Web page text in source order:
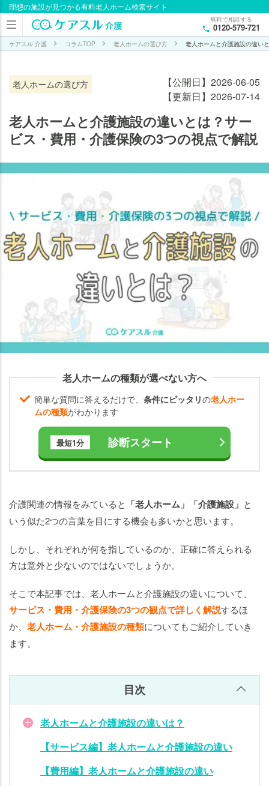
理想の施設が見つかる有料老人ホーム検索サイト
無料で相談する
0120-579-721
ケアスル 介護 コラムTOP 老人ホームの選び方 老人ホームと介護施設の違い
老人ホームの選び方
【公開日】2026-06-05
【更新日】2026-07-14
老人ホームと介護施設の違いとは？サー
ビス・費用・介護保険の3つの視点で解説
老人ホームの種類が選べない方へ
簡単な質問に答えるだけで、 条件にピッタリの老人ホー
ムの種類がわかります
最短1分 診断スタート
介護関連の情報をみていると 「老人ホーム」「介護施設」 と
いう似た2つの言葉を目にする機会も多いかと思います。
しかし、それぞれが何を指しているのか、正確に答えられる
方は意外と少ないのではないでしょうか。
そこで本記事では、老人ホームと介護施設の違いについて、
サービス・費用・介護保険の3つの観点で詳しく解説するほ
か、 老人ホーム・介護施設の種類についてもご紹介していき
ます。
目次
老人ホームと介護施設の違いは？
【サービス編】老人ホームと介護施設の違い
【費用編】老人ホームと介護施設の違い
目次
老人
ホー
介護
施設
い
は？
ービ
老人
ムと
介護
い
【費
用
編】
ホー
ムと
介護
施設
い
険
編】
ホー
ムと
施設
の違
い
選
で
は
老
ー